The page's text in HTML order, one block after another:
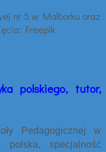
polskiego, tutor,
Pedagogicznej w
polska, specjalność